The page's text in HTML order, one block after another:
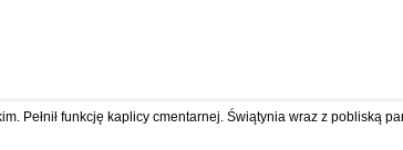
Pełnił funkcję kaplicy cmentarnej. Świątynia wraz z pobliską